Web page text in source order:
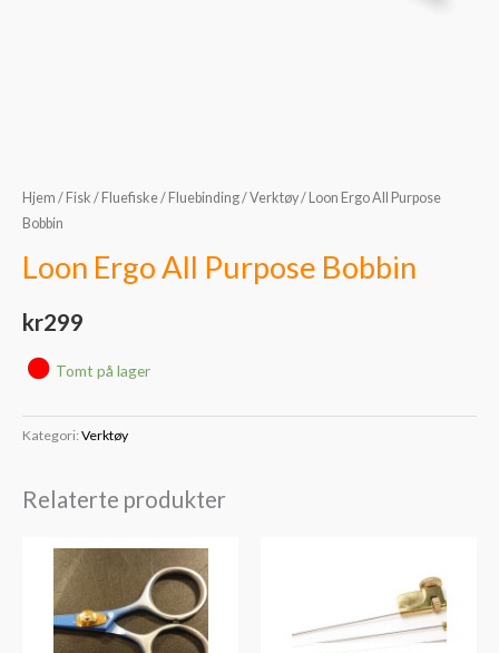
Hjem / Fisk / Fluefiske/ Fluebinding/Verktøy/ Loon Ergo All Purpose
Bobbin
Loon Ergo All Purpose Bobbin
kr299
Tomt på lager
Kategori: Verktøy
Relaterte produkter